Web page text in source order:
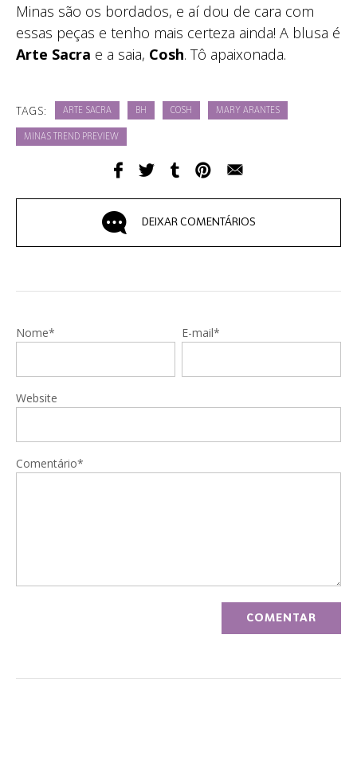
Minas são os bordados, e aí dou de cara com
essas peças e tenho mais certeza ainda! A blusa é
Arte Sacra e a saia, Cosh. Tô apaixonada.
TAGS: ARTE SACRA BH COSH MARY ARANTES
MINAS TREND PREVIEW
DEIXAR COMENTÁRIOS
Nome* E-mail*
Website
Comentário*